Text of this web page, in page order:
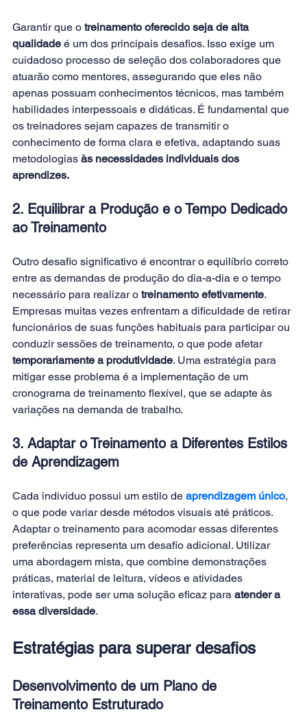
Garantir que o treinamento oferecido seja de alta
qualidade é um dos principais desafios. Isso exige um
cuidadoso processo de seleção dos colaboradores que
atuarão como mentores, assegurando que eles não
apenas possuam conhecimentos técnicos, mas também
habilidades interpessoais e didáticas. É fundamental que
os treinadores sejam capazes de transmitir o
conhecimento de forma clara e efetiva, adaptando suas
metodologias às necessidades individuais dos
aprendizes.
2. Equilibrar a Produção e o Tempo Dedicado
ao Treinamento
Outro desafio significativo é encontrar o equilíbrio correto
entre as demandas de produção do dia-a-dia e o tempo
necessário para realizar o treinamento efetivamente.
Empresas muitas vezes enfrentam a dificuldade de retirar
funcionários de suas funções habituais para participar ou
conduzir sessões de treinamento, o que pode afetar
temporariamente a produtividade. Uma estratégia para
mitigar esse problema é a implementação de um
cronograma de treinamento flexível, que se adapte às
variações na demanda de trabalho.
3. Adaptar o Treinamento a Diferentes Estilos
de Aprendizagem
Cada indivíduo possui um estilo de aprendizagem único,
o que pode variar desde métodos visuais até práticos.
Adaptar o treinamento para acomodar essas diferentes
preferências representa um desafio adicional. Utilizar
uma abordagem mista, que combine demonstrações
práticas, material de leitura, vídeos e atividades
interativas, pode ser uma solução eficaz para atender a
essa diversidade.
Estratégias para superar desafios
Desenvolvimento de um Plano de
Treinamento Estruturado